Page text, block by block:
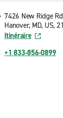
7426 New Ridge Rd
Hanover, MD, US,
Itinéraire
+1 833-856-0899